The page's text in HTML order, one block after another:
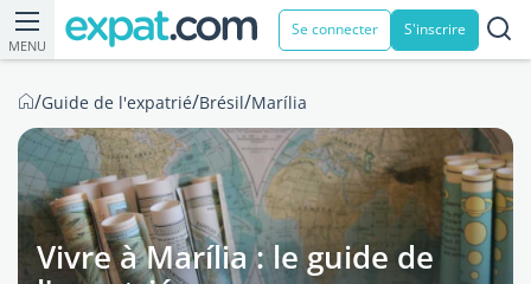
MENU
Se connecter S'inscrire
/Guide de l'expatrié/Brésil/Marília
Vivre à Marília : le guide de